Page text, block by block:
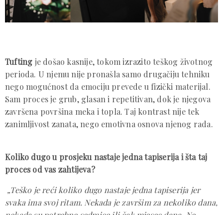
Tufting je došao kasnije, tokom izrazito teškog životnog
perioda. U njemu nije pronašla samo drugačiju tehniku
nego mogućnost da emociju prevede u fizički materijal.
Sam proces je grub, glasan i repetitivan, dok je njegova
završena površina meka i topla. Taj kontrast nije tek
zanimljivost zanata, nego emotivna osnova njenog rada.
Koliko dugo u prosjeku nastaje jedna tapiserija i šta taj
proces od vas zahtijeva?
„Teško je reći koliko dugo nastaje jedna tapiserija jer
svaka ima svoj ritam. Nekada je završim za nekoliko dana,